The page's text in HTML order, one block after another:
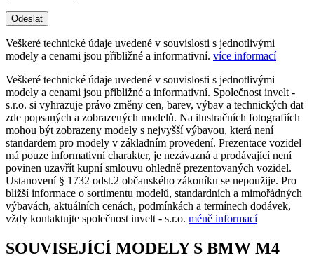
Odeslat
Veškeré technické údaje uvedené v souvislosti s jednotlivými
modely a cenami jsou přibližné a informativní. více informací
Veškeré technické údaje uvedené v souvislosti s jednotlivými
modely a cenami jsou přibližné a informativní. Společnost invelt -
s.r.o. si vyhrazuje právo změny cen, barev, výbav a technických dat
zde popsaných a zobrazených modelů. Na ilustračních fotografiích
mohou být zobrazeny modely s nejvyšší výbavou, která není
standardem pro modely v základním provedení. Prezentace vozidel
má pouze informativní charakter, je nezávazná a prodávající není
povinen uzavřít kupní smlouvu ohledně prezentovaných vozidel.
Ustanovení § 1732 odst.2 občanského zákoníku se nepoužije. Pro
bližší informace o sortimentu modelů, standardních a mimořádných
výbavách, aktuálních cenách, podmínkách a termínech dodávek,
vždy kontaktujte společnost invelt - s.r.o. méně informací
SOUVISEJÍCÍ MODELY S BMW M4